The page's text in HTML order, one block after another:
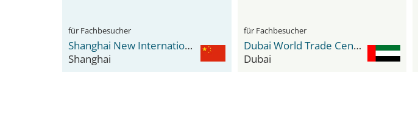
für Fachbesucher
Shanghai New International Expo Center - SNIEC
Shanghai
für Fachbesucher
Dubai World Trade Center DWTC
Dubai